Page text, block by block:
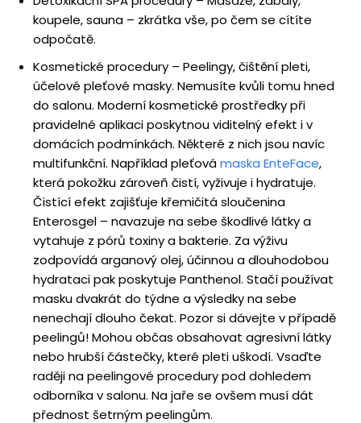
koupele, sauna – zkrátka vše, po čem se cítíte
odpočatě.
Kosmetické procedury – Peelingy, čištění pleti,
účelové pleťové masky. Nemusíte kvůli tomu hned
do salonu. Moderní kosmetické prostředky při
pravidelné aplikaci poskytnou viditelný efekt i v
domácích podmínkách. Některé z nich jsou navíc
multifunkční. Například pleťovámaska EnteFace,
která pokožku zároveň čistí, vyživuje i hydratuje.
Čistící efekt zajišťuje křemičitá sloučenina
Enterosgel – navazuje na sebe škodlivé látky a
vytahuje z pórů toxiny a bakterie. Za výživu
zodpovídá arganový olej, účinnou a dlouhodobou
hydrataci pak poskytuje Panthenol. Stačí používat
masku dvakrát do týdne a výsledky na sebe
nenechají dlouho čekat. Pozor si dávejte v případě
peelingů! Mohou občas obsahovat agresivní látky
nebo hrubší částečky, které pleti uškodí. Vsaďte
raději na peelingové procedury pod dohledem
odborníka v salonu. Na jaře se ovšem musí dát
přednost šetrným peelingům.